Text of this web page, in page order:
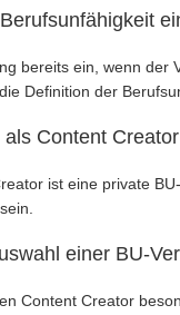
bereits ein, wenn
Definition der
Content
ist eine private
einer BU-
Content Creator